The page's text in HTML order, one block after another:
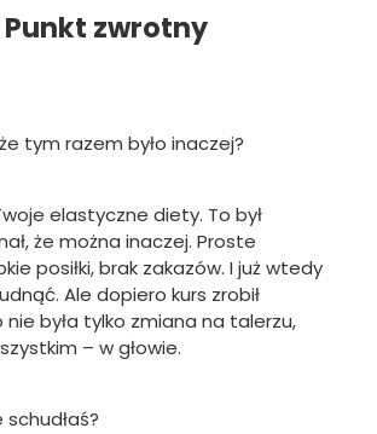
Punkt zwrotny
tym razem było inaczej?
elastyczne diety. To był
że można inaczej. Proste
posiłki, brak zakazów. I już wtedy
Ale dopiero kurs zrobił
nie była tylko zmiana na talerzu,
– w głowie.